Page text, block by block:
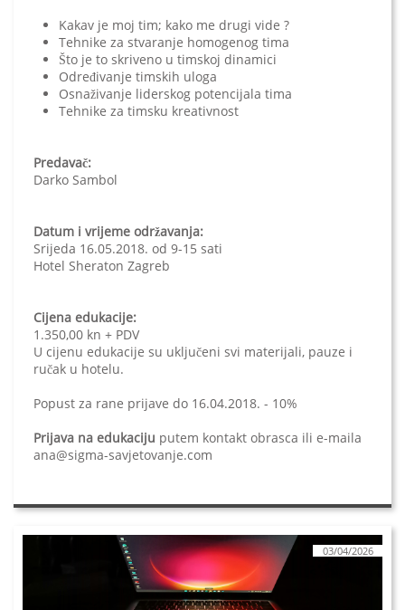
Kakav je moj tim; kako me drugi vide ?
Tehnike za stvaranje homogenog tima
Što je to skriveno u timskoj dinamici
Određivanje timskih uloga
Osnaživanje liderskog potencijala tima
Tehnike za timsku kreativnost
Predavač:
Darko Sambol
Datum i vrijeme održavanja:
Srijeda 16.05.2018. od 9-15 sati
Hotel Sheraton Zagreb
Cijena edukacije:
1.350,00 kn + PDV
U cijenu edukacije su uključeni svi materijali, pauze i
ručak u hotelu.
Popust za rane prijave do 16.04.2018. - 10%
Prijava na edukaciju putem kontakt obrasca ili e-maila
ana@sigma-savjetovanje.com
03/04/2026